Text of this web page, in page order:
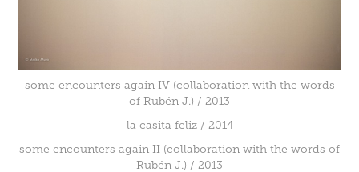
some encounters again IV (collaboration with the words
of Rubén J.) / 2013
la casita feliz / 2014
some encounters again II (collaboration with the words of
Rubén J.) / 2013